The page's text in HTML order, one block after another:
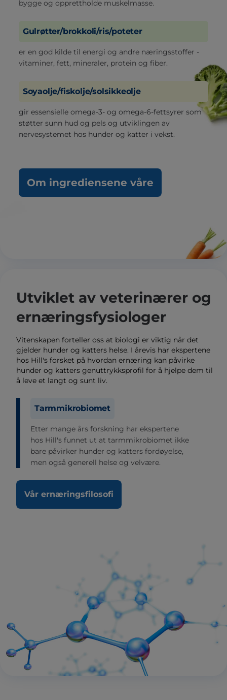
bygge og opprettholde muskelmasse.
Gulrøtter/brokkoli/ris/poteter
er en god kilde til energi og andre næringsstoffer -
vitaminer, fett, mineraler, protein og fiber.
Soyaolje/fiskolje/solsikkeolje
gir essensielle omega-3- og omega-6-fettsyrer som
støtter sunn hud og pels og utviklingen av
nervesystemet hos hunder og katter i vekst.
Om ingrediensene våre
Utviklet av veterinærer og
ernæringsfysiologer
Vitenskapen forteller oss at biologi er viktig når det
gjelder hunder og katters helse. I årevis har ekspertene
hos Hill's forsket på hvordan ernæring kan påvirke
hunder og katters genuttrykksprofil for å hjelpe dem til
å leve et langt og sunt liv.
Tarmmikrobiomet
Etter mange års forskning har ekspertene
hos Hill's funnet ut at tarmmikrobiomet ikke
bare påvirker hunder og katters fordøyelse,
men også generell helse og velvære.
Vår ernæringsfilosofi